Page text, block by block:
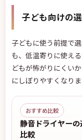
子ども向けの
子どもに使う前提で
も、低温寄りに使え
どもが怖がりにくい
にしぼりやすくなりま
おすすめ比較
静音ドライヤー
比較